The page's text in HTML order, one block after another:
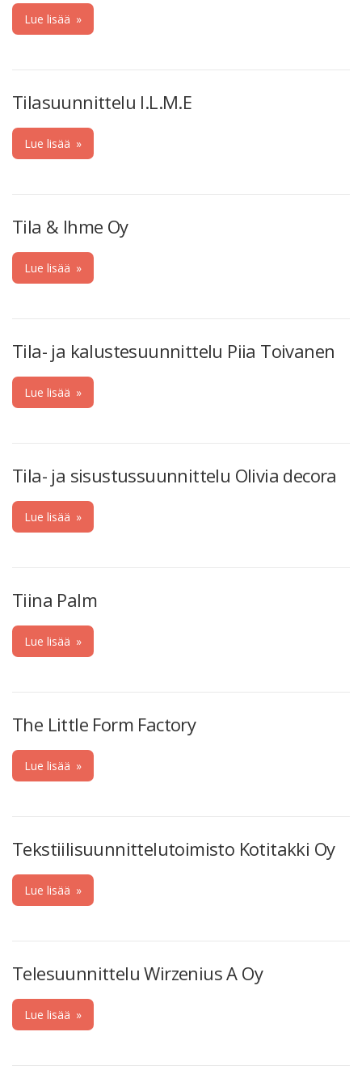
Lue lisää »
Tilasuunnittelu I.L.M.E
Lue lisää »
Tila & Ihme Oy
Lue lisää »
Tila- ja kalustesuunnittelu Piia Toivanen
Lue lisää »
Tila- ja sisustussuunnittelu Olivia decora
Lue lisää »
Tiina Palm
Lue lisää »
The Little Form Factory
Lue lisää »
Tekstiilisuunnittelutoimisto Kotitakki Oy
Lue lisää »
Telesuunnittelu Wirzenius A Oy
Lue lisää »